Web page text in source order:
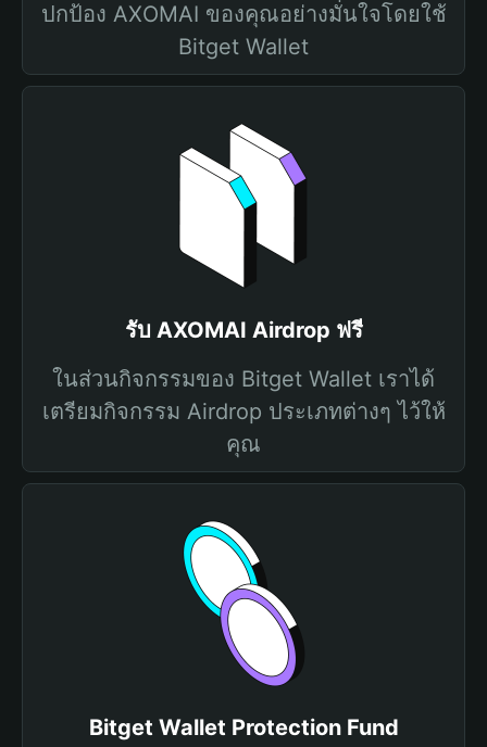
ปกป้อง AXOMAI ของคุณอย่างมั่นใจโดยใช้
Bitget Wallet
รับ AXOMAI Airdrop ฟรี
ในส่วนกิจกรรมของ Bitget Wallet เราได้
เตรียมกิจกรรม Airdrop ประเภทต่างๆ ไว้ให้
คุณ
Bitget Wallet Protection Fund